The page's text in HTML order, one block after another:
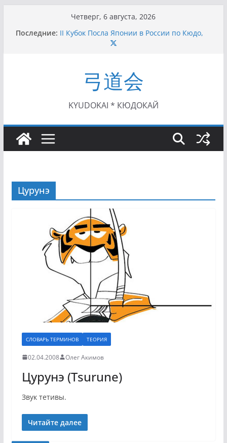
содержимому
Четверг, 6 августа, 2026
Последние: II Кубок Посла Японии в России по Кюдо,
Орёл (25.07.2021)
Семинар по кюдо в Омске (22-23.05.2021)
Чемпионат Росcии, Дёмино (2-5.09.2021)
II этап Кубка Московской области по Кюдо
/Сейдокан III (01.08.2021)
弓道会
KYUDOKAI * КЮДОКАЙ
Цурунэ
СЛОВАРЬ ТЕРМИНОВ ТЕОРИЯ
02.04.2008 Олег Акимов
Цурунэ (Tsurune)
Звук тетивы.
Читайте далее